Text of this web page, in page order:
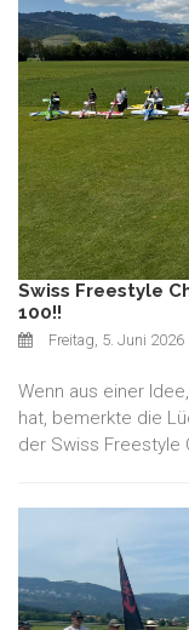
Swiss Freestyle
100!!
Freitag, 5. Juni 2026
Wenn aus einer
hat, bemerkte die
der Swiss Freestyle